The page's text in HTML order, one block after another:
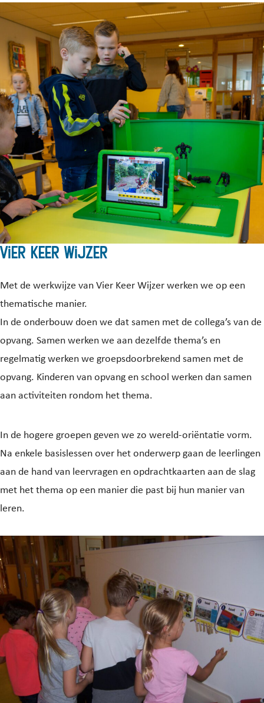
Vier keer Wijzer
Met de werkwijze van Vier Keer Wijzer werken we op een
thematische manier.
In de onderbouw doen we dat samen met de collega’s van de
opvang. Samen werken we aan dezelfde thema’s en
regelmatig werken we groepsdoorbrekend samen met de
opvang. Kinderen van opvang en school werken dan samen
aan activiteiten rondom het thema.
In de hogere groepen geven we zo wereld-oriëntatie vorm.
Na enkele basislessen over het onderwerp gaan de leerlingen
aan de hand van leervragen en opdrachtkaarten aan de slag
met het thema op een manier die past bij hun manier van
leren.